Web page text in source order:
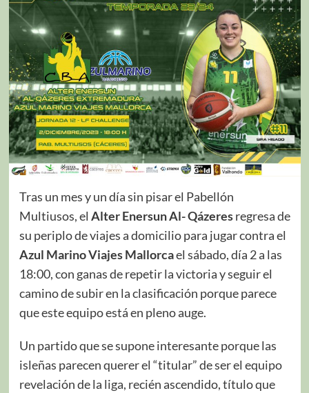
Tras un mes y un día sin pisar el Pabellón
Multiusos, el Alter Enersun Al- Qázeresregresa de
su periplo de viajes a domicilio para jugar contra el
Azul Marino Viajes Mallorcael sábado, día 2 a las
18:00, con ganas de repetir la victoria y seguir el
camino de subir en la clasificación porque parece
que este equipo está en pleno auge.
Un partido que se supone interesante porque las
isleñas parecen querer el “titular” de ser el equipo
revelación de la liga, recién ascendido, título que